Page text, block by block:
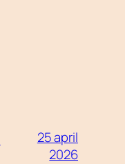
25 april
2026